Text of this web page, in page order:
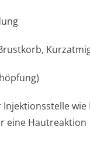
Injektionsstelle wie
eine Hautreaktion